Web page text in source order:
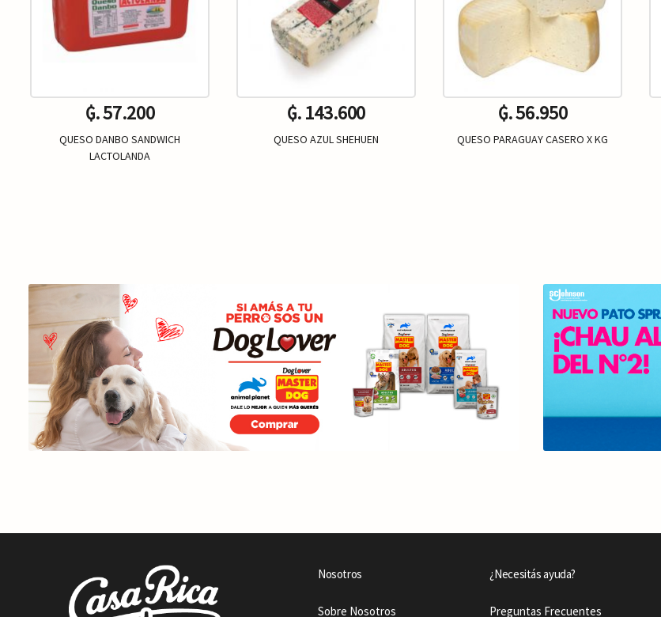
₲. 57.200
QUESO DANBO SANDWICH
LACTOLANDA
₲. 143.600
QUESO AZUL SHEHUEN
₲. 56.950
QUESO PARAGUAY CASERO X KG
Nosotros
Sobre Nosotros
¿Necesitás ayuda?
Preguntas Frecuentes